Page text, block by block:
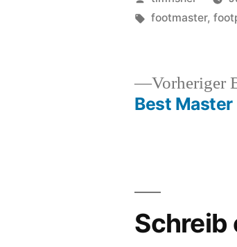
von
Schlagwörter:
footmaster,
Vorheriger
Best
Schreib